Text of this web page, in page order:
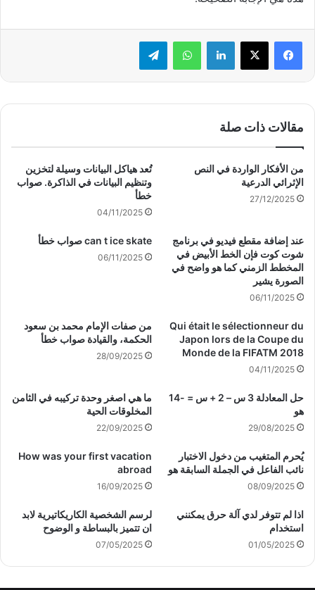
لينكدإن واتساب تيلقرام
مقالات ذات صلة
من الأفكار الواردة في النص
الإثرائي الدرعية
27/12/2025
تُعد هياكل البيانات وسيلة لتخزين
وتنظيم البيانات في الذاكرة. صواب
خطأ
04/11/2025
عند إضافة مقطع فيديو في برنامج
شوت كوت فإن الخط الأبيض في
المخطط الزمني كما هو واضح في
الصورة يشير
06/11/2025
can t ice skate صواب خطأ
06/11/2025
Qui était le sélectionneur du
Japon lors de la Coupe du
Monde de la FIFATM 2018
04/11/2025
من صفات الإمام محمد بن سعود
الحكمة، والقيادة صواب خطأ
28/09/2025
حل المعادلة 3 س – 2 + س = -14
هو
29/08/2025
ما هي اصغر وحدة تركيبه في الثامن
المخلوقات الحية
22/09/2025
يُحرم المتغيب من دخول الاختبار
نائب الفاعل في الجملة السابقة هو
08/09/2025
How was your first vacation
abroad
16/09/2025
اذا لم تتوفر لدي آلة حرق يمكنني
استخدام
01/05/2025
لرسم الشخصية الكاريكاتيرية لابد
ان تتميز بالبساطة و الوضوح
07/05/2025